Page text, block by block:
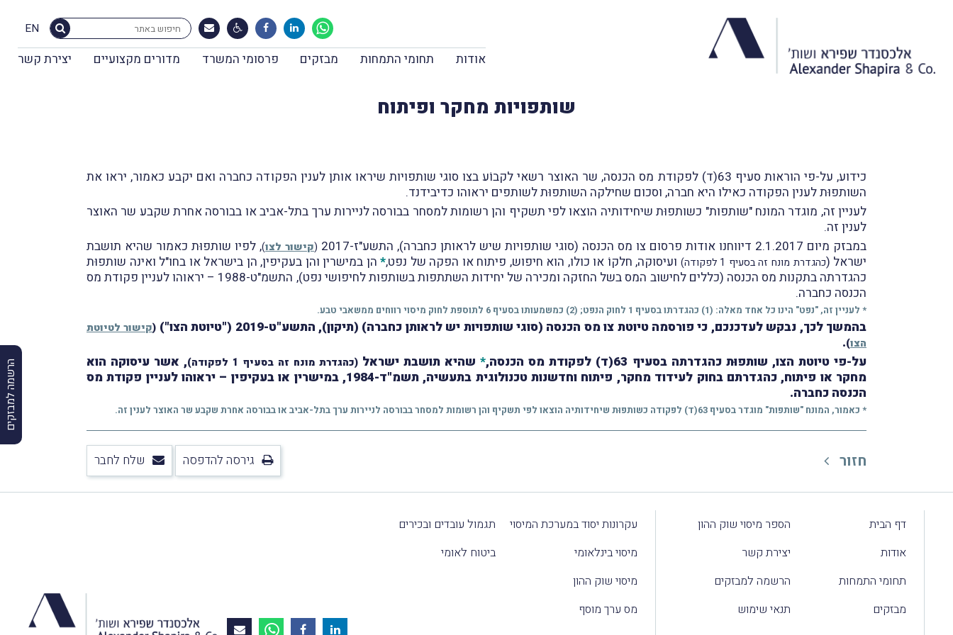
EN
אודות תחומי התמחות מבזקים פרסומי המשרד מדורים מקצועיים יצירת קשר
הרשמה למבזקים
שותפויות מחקר ופיתוח
כידוע, על-פי הוראות סעיף 63(ד) לפקודת מס הכנסה, שר האוצר רשאי לקבוֹע בצו סוגי שותפויות שיראו אותן לענין הפקודה כחברה ואם יקבע כאמור, יראו את
השותפוּת לענין הפקודה כאילו היא חברה, וסכום שחילקה השותפוּת לשותפים יראוהו כדיבידנד.
לעניין זה, מוגדר המונח "שותפות" כשותפוּת שיחידותיה הוצאו לפי תשקיף והן רשומות למסחר בבורסה לניירות ערך בתל-אביב או בבורסה אחרת שקבע שר האוצר
לענין זה.
במבזק מיום 2.1.2017 דיווחנו אודות פרסום צו מס הכנסה (סוגי שותפויות שיש לראותן כחברה), התשע"ז-2017
(קישור לצו), לפיו שותפוּת כאמור שהיא תושבת
ישראל (כהגדרת מונח זה בסעיף 1 לפקודה) ועיסוקה, חלקוֹ או כולו, הוא חיפוש, פיתוח או הפקה של נפט,*הן במישרין והן בעקיפין, הן בישראל או בחו"ל ואינה שותפוּת
כהגדרתה בתקנות מס הכנסה (כללים לחישוב המס בשל החזקה ומכירה של יחידות השתתפות בשותפות לחיפושי נפט), התשמ"ט-1988 – יראוהו לעניין פקודת מס
הכנסה כחברה.
* לעניין זה, "נפט" הינו כל אחד מאלה: (1) כהגדרתו בסעיף 1 לחוק הנפט; (2) כמשמעותו בסעיף 6 לתוספת לחוק מיסוי רווחים ממשאבי טבע.
בהמשך לכך, נבקש לעדכנכם, כי פורסמה טיוטת צו מס הכנסה (סוגי שותפויות יש לראותן כחברה) (תיקון), התשע"ט-2019 ("טיוטת הצו") (קישור לטיוטת
הצו)
.
על-פי טיוטת הצו, שותפוּת כהגדרתה בסעיף 63(ד) לפקודת מס הכנסה,
*שהיא תושבת ישראל(כהגדרת מונח זה בסעיף 1 לפקודה)
, אשר עיסוקה הוא
מחקר או פיתוח, כהגדרתם בחוק לעידוד מחקר, פיתוח וחדשנות טכנולוגית בתעשיה, תשמ"ד-1984, במישרין או בעקיפין
– יראוהו לעניין פקודת מס
הכנסה כחברה.
* כאמור, המונח "שותפות" מוגדר בסעיף 63(ד) לפקודה כשותפוּת שיחידותיה הוצאו לפי תשקיף והן רשומות למסחר בבורסה לניירות ערך בתל-אביב או בבורסה אחרת שקבע שר האוצר לענין זה.
חזור גירסה להדפסה שלח לחבר
דף הבית
אודות
תחומי התמחות
מבזקים
הספר מיסוי שוק ההון
יצירת קשר
הרשמה למבזקים
תנאי שימוש
עקרונות יסוד במערכת המיסוי
מיסוי בינלאומי
מיסוי שוק ההון
מס ערך מוסף
תגמול עובדים ובכירים
ביטוח לאומי